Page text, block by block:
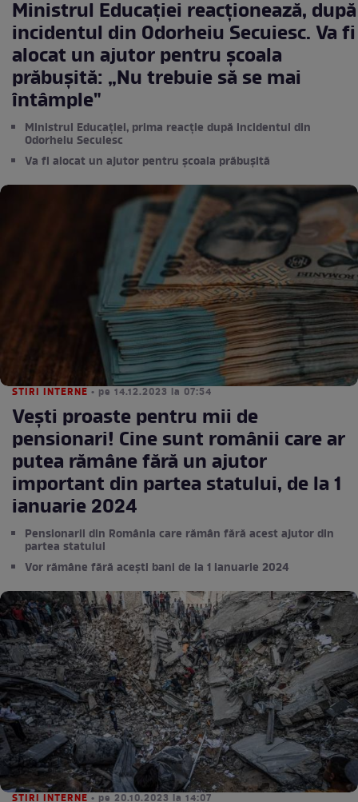
Ministrul Educaţiei reacționează, după
incidentul din Odorheiu Secuiesc. Va fi
alocat un ajutor pentru școala
prăbușită: „Nu trebuie să se mai
întâmple"
Ministrul Educaţiei, prima reacţie după incidentul din
Odorheiu Secuiesc
Va fi alocat un ajutor pentru școala prăbușită
STIRI INTERNE • pe 14.12.2023 la 07:54
Vești proaste pentru mii de
pensionari! Cine sunt românii care ar
putea rămâne fără un ajutor
important din partea statului, de la 1
ianuarie 2024
Pensionarii din România care rămân fără acest ajutor din
partea statului
Vor rămâne fără acești bani de la 1 ianuarie 2024
STIRI INTERNE • pe 20.10.2023 la 14:07